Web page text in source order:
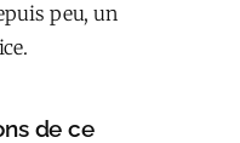
peu, un
de ce